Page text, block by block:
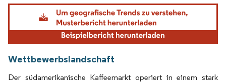
Bild © Mordor Intelligence. Wiederverwendung erfordert Namensnennung gemäß
Wettbewerbslandschaft
Der südamerikanische Kaffeemarkt operiert in einem stark